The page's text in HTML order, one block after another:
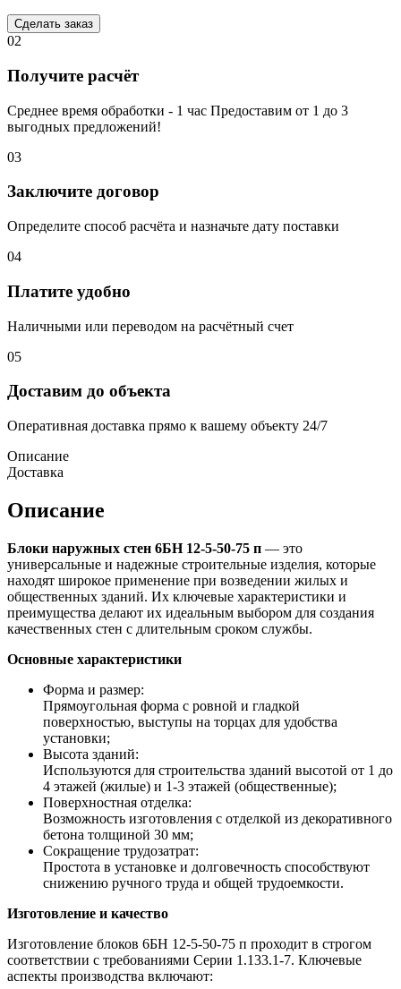
Сделать заказ
02
Получите расчёт
Среднее время обработки - 1 час Предоставим от 1 до 3
выгодных предложений!
03
Заключите договор
Определите способ расчёта и назначьте дату поставки
04
Платите удобно
Наличными или переводом на расчётный счет
05
Доставим до объекта
Оперативная доставка прямо к вашему объекту 24/7
Описание
Доставка
Описание
Блоки наружных стен 6БН 12-5-50-75 п — это
универсальные и надежные строительные изделия, которые
находят широкое применение при возведении жилых и
общественных зданий. Их ключевые характеристики и
преимущества делают их идеальным выбором для создания
качественных стен с длительным сроком службы.
Основные характеристики
Форма и размер:
Прямоугольная форма с ровной и гладкой
поверхностью, выступы на торцах для удобства
установки;
Высота зданий:
Используются для строительства зданий высотой от 1 до
4 этажей (жилые) и 1-3 этажей (общественные);
Поверхностная отделка:
Возможность изготовления с отделкой из декоративного
бетона толщиной 30 мм;
Сокращение трудозатрат:
Простота в установке и долговечность способствуют
снижению ручного труда и общей трудоемкости.
Изготовление и качество
Изготовление блоков 6БН 12-5-50-75 п проходит в строгом
соответствии с требованиями Серии 1.133.1-7. Ключевые
аспекты производства включают: